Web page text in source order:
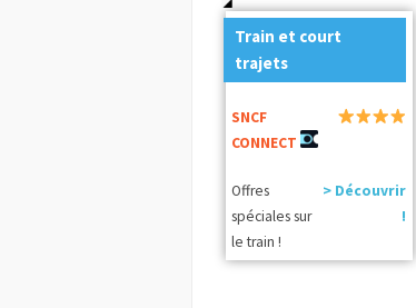
Train et court
trajets
SNCF
CONNECT
Offres
spéciales sur
le train !
> Découvrir
!